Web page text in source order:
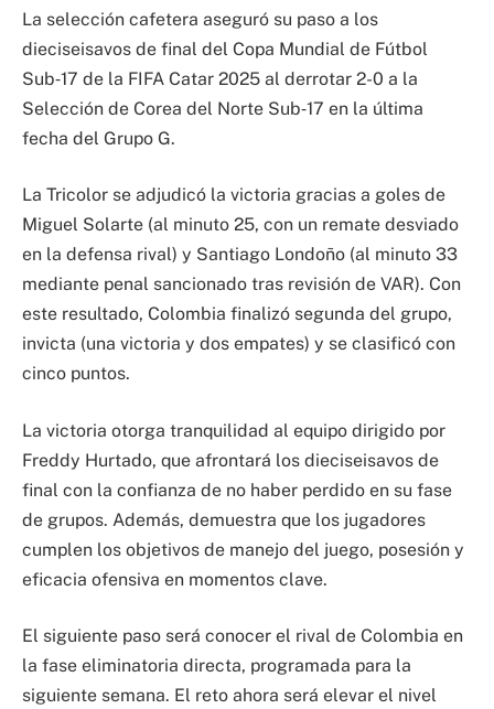
La selección cafetera aseguró su paso a los
dieciseisavos de final del Copa Mundial de Fútbol
Sub‑17 de la FIFA Catar 2025 al derrotar 2-0 a la
Selección de Corea del Norte Sub‑17 en la última
fecha del Grupo G.
La Tricolor se adjudicó la victoria gracias a goles de
Miguel Solarte (al minuto 25, con un remate desviado
en la defensa rival) y Santiago Londoño (al minuto 33
mediante penal sancionado tras revisión de VAR). Con
este resultado, Colombia finalizó segunda del grupo,
invicta (una victoria y dos empates) y se clasificó con
cinco puntos.
La victoria otorga tranquilidad al equipo dirigido por
Freddy Hurtado, que afrontará los dieciseisavos de
final con la confianza de no haber perdido en su fase
de grupos. Además, demuestra que los jugadores
cumplen los objetivos de manejo del juego, posesión y
eficacia ofensiva en momentos clave.
El siguiente paso será conocer el rival de Colombia en
la fase eliminatoria directa, programada para la
siguiente semana. El reto ahora será elevar el nivel